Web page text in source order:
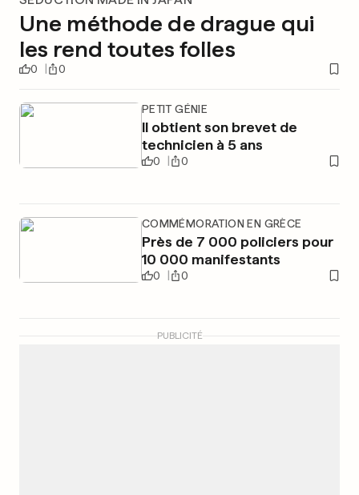
Une méthode de drague qui
les rend toutes folles
0 0
PETIT GÉNIE
Il obtient son brevet de
technicien à 5 ans
0 0
COMMÉMORATION EN GRÈCE
Près de 7 000 policiers pour
10 000 manifestants
0 0
PUBLICITÉ